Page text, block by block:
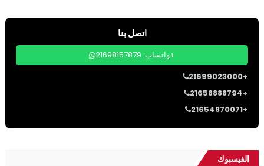
اتصل بنا
واتساب: 21698157879+
21699023000+
21658888794+
21654870071+
الفيسبوك